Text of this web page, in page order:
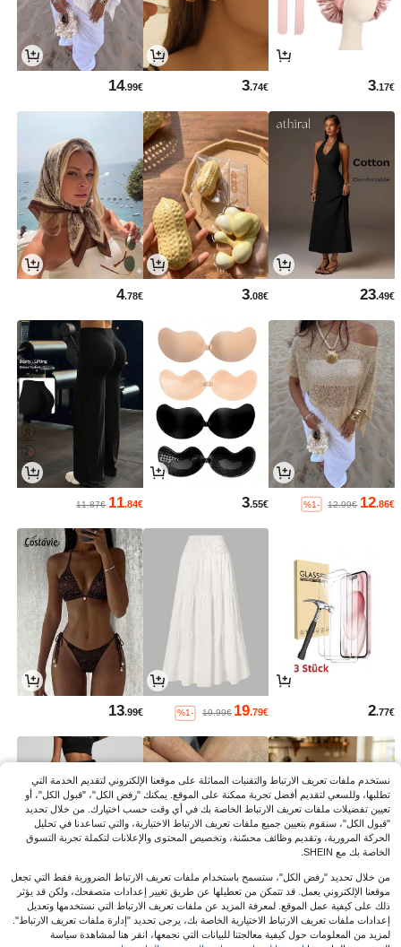
3.17€
3.74€
14.99€
23.49€
3.08€
4.78€
12.86€
12.99€
%1-
3.55€
11.84€
11.87€
2.77€
19.79€
19.99€
%1-
13.99€
3 .08€
3.73€
17.32€
نستخدم ملفات تعريف الارتباط والتقنيات المماثلة على موقعنا الإلكتروني لتقديم الخدمة التي
تطلبها، وللسعي لتقديم أفضل تجربة ممكنة على الموقع. يمكنك "رفض الكل"، "قبول الكل"، أو
تعيين تفضيلات ملفات تعريف الارتباط الخاصة بك في أي وقت حسب اختيارك. من خلال تحديد
"قبول الكل"، سنقوم بتعيين جميع ملفات تعريف الارتباط الاختيارية، والتي تساعدنا في تحليل
الحركة المرورية، وتقديم وظائف محسّنة، وتخصيص المحتوى والإعلانات لتكملة تجربة التسوق
الخاصة بك مع SHEIN.
من خلال تحديد "رفض الكل"، ستسمح باستخدام ملفات تعريف الارتباط الضرورية فقط التي تجعل
موقعنا الإلكتروني يعمل. قد تتمكن من تعطيلها عن طريق تغيير إعدادات متصفحك، ولكن قد يؤثر
ذلك على كيفية عمل الموقع. لمعرفة المزيد عن ملفات تعريف الارتباط التي نستخدمها وتعديل
إعدادات ملفات تعريف الارتباط الاختيارية الخاصة بك، يرجى تحديد "إدارة ملفات تعريف الارتباط".
لمزيد من المعلومات حول كيفية معالجتنا للبيانات التي نجمعها، انقر هنا لمشاهدة سياسة